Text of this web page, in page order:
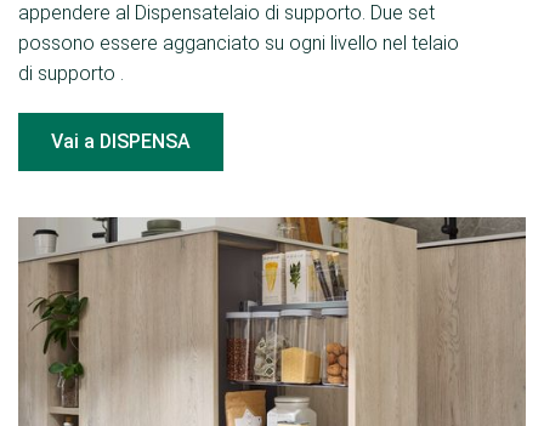
appendere al Dispensatelaio di supporto. Due set
possono essere agganciato su ogni livello nel telaio
di supporto .
Vai a DISPENSA